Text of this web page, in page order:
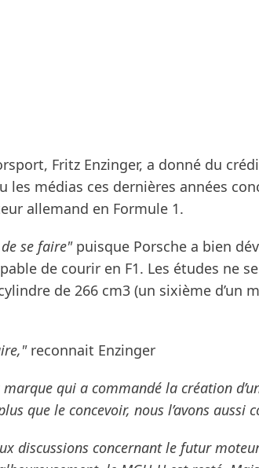
Fritz Enzinger, a donné du
les médias ces dernières années
allemand en Formule 1.
se faire"puisque Porsche a bien
de courir en F1. Les études ne
de 266 cm3 (un sixième d’un
reconnait Enzinger
marque qui a commandé la création
que le concevoir, nous l’avons aussi
discussions concernant le futur